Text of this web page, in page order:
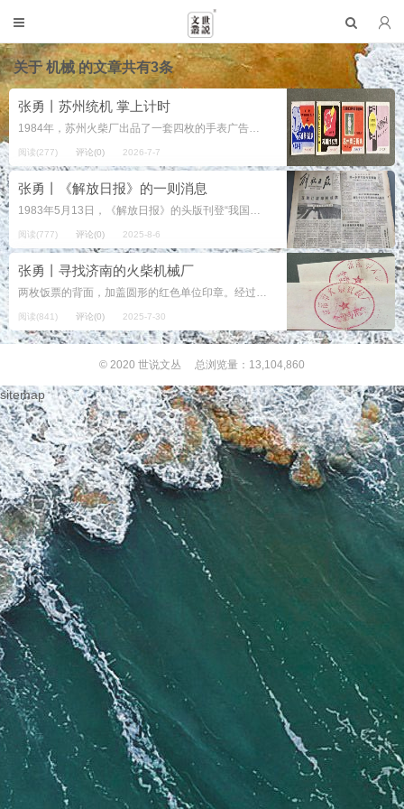
关于机械的文章共有3条
张勇丨苏州统机 掌上计时
1984年，苏州火柴厂出品了一套四枚的手表广告火花。 从显示“苏州牌统机表”的一枚标贴看，以城市之名作为商标牌号曾经是习以为常的做法。虽然迟至1988年《商标法实施细则》出台时，才限定“县级以上行政...
阅读(277) 评论(0) 2026-7-7
张勇丨《解放日报》的一则消息
1983年5月13日，《解放日报》的头版刊登“我国第一条火柴连续生产线效益显著”的报道。 从引题文字的“上海火柴机厂和武汉轻工业机械厂共同创建”可知，这条火柴连续生产线是由沪汉两家企业联手完成的。而...
阅读(777) 评论(0) 2025-8-6
张勇丨寻找济南的火柴机械厂
两枚饭票的背面，加盖圆形的红色单位印章。经过仔细对照，它应为“济南市火柴机械厂·食堂专用章”的字样。由此判断，企业名称是济南市火柴机械厂。 四九年以后的中国火柴工业发展史上，久负盛名的火柴机械生产厂家...
阅读(841) 评论(0) 2025-7-30
© 2020 世说文丛 总浏览量：13,104,860
sitemap